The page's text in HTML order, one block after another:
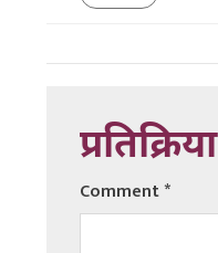
प्रतिक्रिया
Comment*